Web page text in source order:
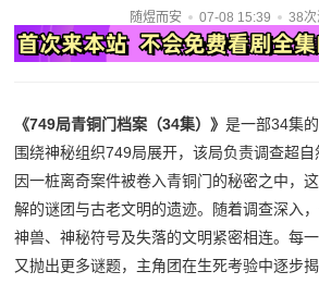
随煜而安 07-08 15:39 38次
《749局青铜门档案（34集）》是一部34集
围绕神秘组织749局展开，该局负责调查超
因一桩离奇案件被卷入青铜门的秘密之中，
解的谜团与古老文明的遗迹。随着调查深入
神兽、神秘符号及失落的文明紧密相连。每
又抛出更多谜题，主角团在生死考验中逐步